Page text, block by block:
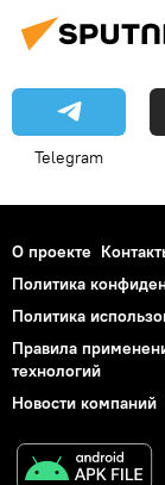
Telegram
О проекте
Политика
Политика
Правила
технологий
Новости компаний